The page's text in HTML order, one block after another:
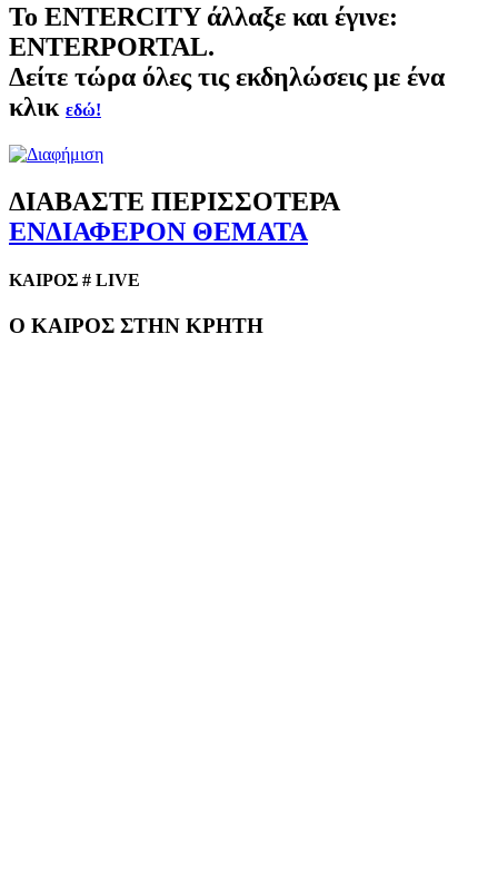
Το ENTERCITYάλλαξε και έγινε:
ENTERPORTAL.
Δείτε τώρα όλες τις εκδηλώσεις με ένα
κλικ εδώ!
ΔΙΑΒΑΣΤΕ ΠΕΡΙΣΣΟΤΕΡΑ
ΕΝΔΙΑΦΕΡΟΝ ΘΕΜΑΤΑ
ΚΑΙΡΟΣ # LIVE
Ο ΚΑΙΡΟΣ ΣΤΗΝ ΚΡΗΤΗ